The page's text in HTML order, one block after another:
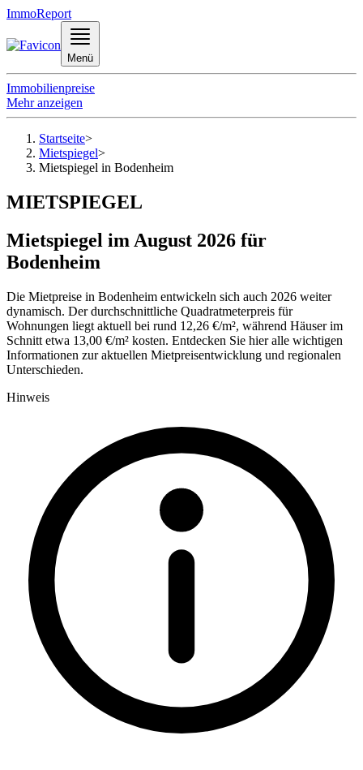
ImmoReport
Menü
Immobilienpreise
Mehr anzeigen
Startseite>
Mietspiegel>
Mietspiegel in Bodenheim
MIETSPIEGEL
Mietspiegel im August 2026 für
Bodenheim
Die Mietpreise in Bodenheim entwickeln sich auch 2026 weiter
dynamisch. Der durchschnittliche Quadratmeterpreis für
Wohnungen liegt aktuell bei rund 12,26 €/m², während Häuser im
Schnitt etwa 13,00 €/m² kosten. Entdecken Sie hier alle wichtigen
Informationen zur aktuellen Mietpreisentwicklung und regionalen
Unterschieden.
Hinweis